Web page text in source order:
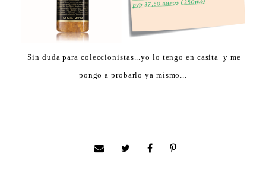
Sin duda para coleccionistas...yo lo tengo en casita y me
pongo a probarlo ya mismo...